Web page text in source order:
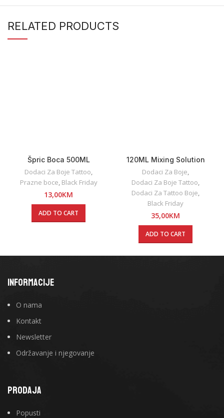
RELATED PRODUCTS
Špric Boca 500ML
Dodaci Za Boje Tattoo
Prazne boce Black Friday
13,00KM
ADD TO CART
120ML Mixing Solution
Dynamic
Dodaci Za Boje
Dodaci Za Boje Tattoo
Dodaci Za Tattoo Boje
Black Friday
35,00KM
ADD TO CART
INFORMACIJE
O nama
Kontakt
Newsletter
Održavanje i njegovanje
PRODAJA
Popusti